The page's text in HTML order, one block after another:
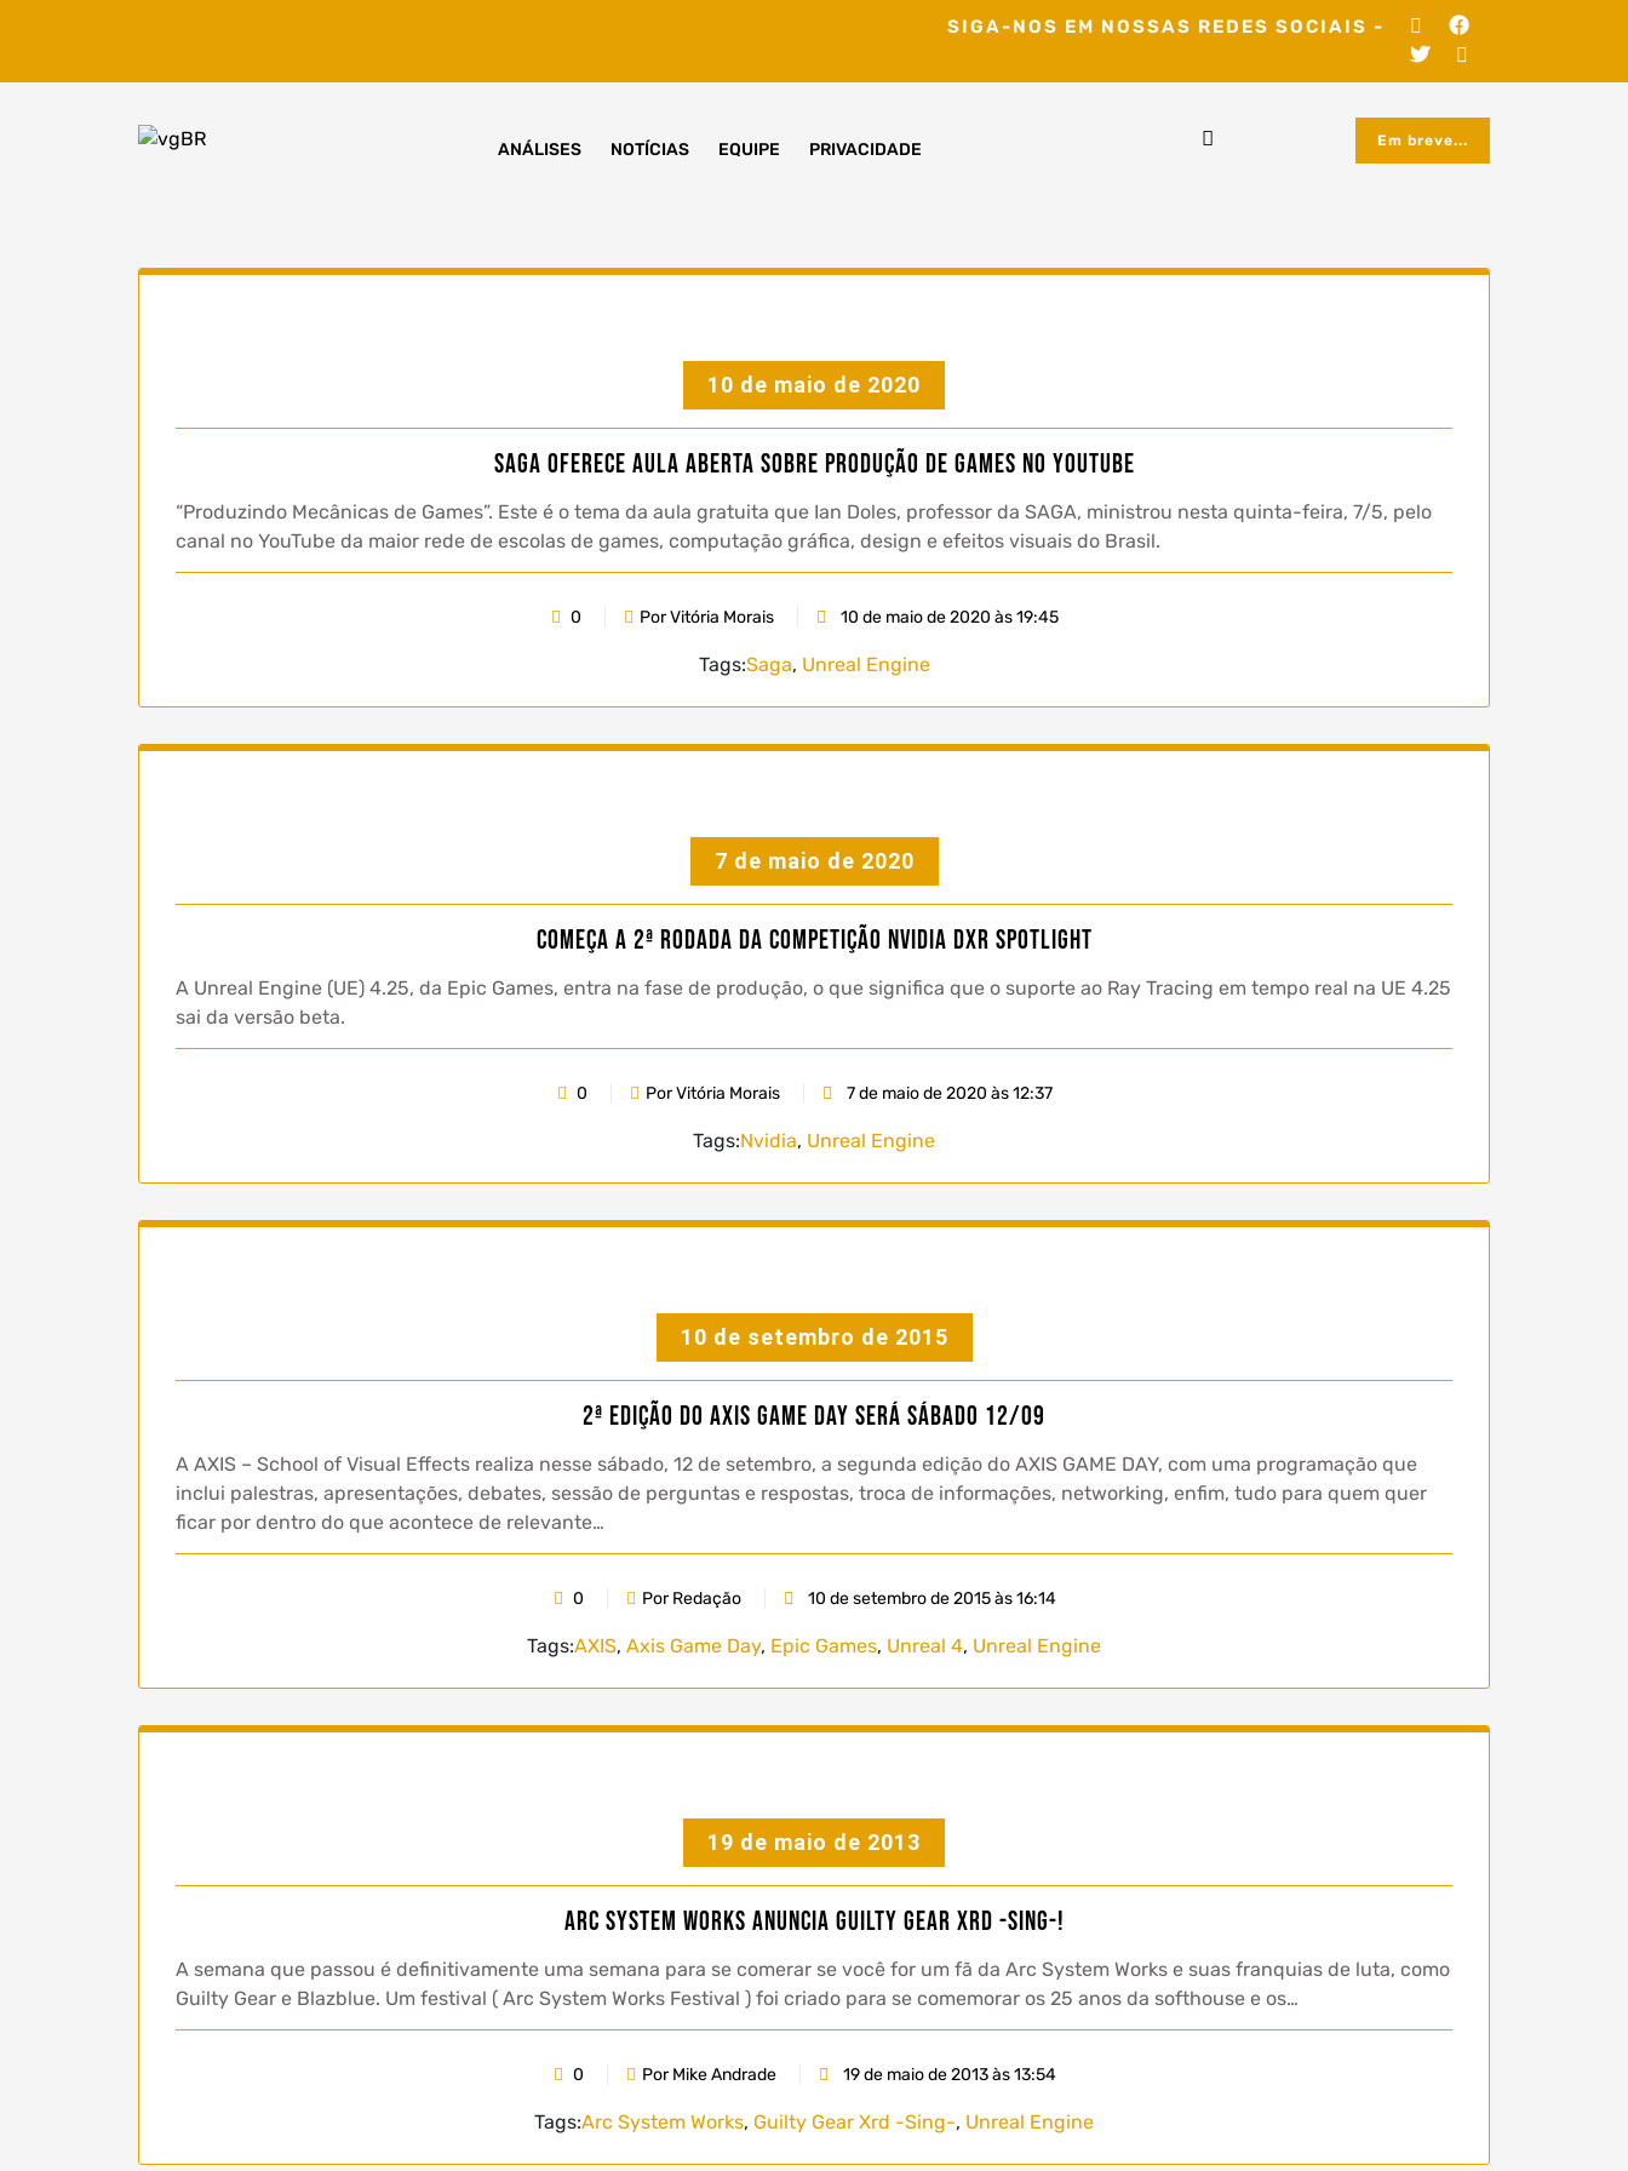
SIGA-NOS EM NOSSAS REDES SOCIAIS -
ANÁLISES NOTÍCIAS EQUIPE PRIVACIDADE Em breve...
10 de maio de 2020
SAGA oferece aula aberta sobre produção de games no YouTube
“Produzindo Mecânicas de Games”. Este é o tema da aula gratuita que Ian Doles, professor da SAGA, ministrou nesta quinta-feira, 7/5, pelo
canal no YouTube da maior rede de escolas de games, computação gráfica, design e efeitos visuais do Brasil.
0 Por Vitória Morais 10 de maio de 2020 às 19:45
Tags:Saga, Unreal Engine
7 de maio de 2020
Começa a 2ª rodada da competição NVIDIA DXR Spotlight
A Unreal Engine (UE) 4.25, da Epic Games, entra na fase de produção, o que significa que o suporte ao Ray Tracing em tempo real na UE 4.25
sai da versão beta.
0 Por Vitória Morais 7 de maio de 2020 às 12:37
Tags:Nvidia, Unreal Engine
10 de setembro de 2015
2ª Edição do AXIS GAME DAY será Sábado 12/09
A AXIS – School of Visual Effects realiza nesse sábado, 12 de setembro, a segunda edição do AXIS GAME DAY, com uma programação que
inclui palestras, apresentações, debates, sessão de perguntas e respostas, troca de informações, networking, enfim, tudo para quem quer
ficar por dentro do que acontece de relevante…
0 Por Redação 10 de setembro de 2015 às 16:14
Tags:AXIS, Axis Game Day, Epic Games, Unreal 4, Unreal Engine
19 de maio de 2013
Arc System Works anuncia Guilty Gear Xrd -Sing-!
A semana que passou é definitivamente uma semana para se comerar se você for um fã da Arc System Works e suas franquias de luta, como
Guilty Gear e Blazblue. Um festival ( Arc System Works Festival ) foi criado para se comemorar os 25 anos da softhouse e os…
0 Por Mike Andrade 19 de maio de 2013 às 13:54
Tags:Arc System Works, Guilty Gear Xrd -Sing-, Unreal Engine